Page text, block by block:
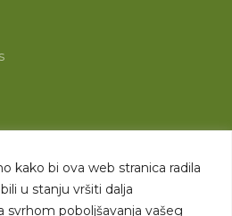
kako bi ova web stranica radila
u stanju vršiti dalja
svrhom poboljšavanja vašeg